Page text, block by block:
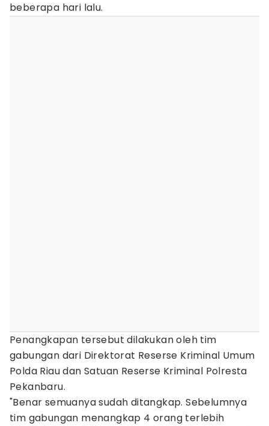
beberapa hari lalu.
Penangkapan tersebut dilakukan oleh tim
gabungan dari Direktorat Reserse Kriminal Umum
Polda Riau dan Satuan Reserse Kriminal Polresta
Pekanbaru.
"Benar semuanya sudah ditangkap. Sebelumnya
tim gabungan menangkap 4 orang terlebih